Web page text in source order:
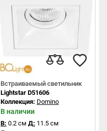
Встраиваемый светильник
Lightstar D51606
Коллекция: Domino
В наличии
В: 0.2 см Д: 11.5 см